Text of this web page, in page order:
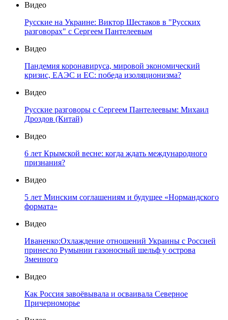
Видео
Русские на Украине: Виктор Шестаков в "Русских
разговорах" с Сергеем Пантелеевым
Видео
Пандемия коронавируса, мировой экономический
кризис, ЕАЭС и ЕС: победа изоляционизма?
Видео
Русские разговоры с Сергеем Пантелеевым: Михаил
Дроздов (Китай)
Видео
6 лет Крымской весне: когда ждать международного
признания?
Видео
5 лет Минским соглашениям и будущее «Нормандского
формата»
Видео
Иваненко:Охлаждение отношений Украины с Россией
принесло Румынии газоносный шельф у острова
Змеиного
Видео
Как Россия завоёвывала и осваивала Северное
Причерноморье